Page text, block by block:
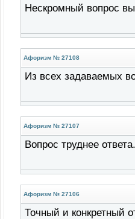
Нескромный вопрос
Афоризм № 27108
Из всех задаваемых
Афоризм № 27107
Вопрос труднее
Афоризм № 27106
Точный и конкретный